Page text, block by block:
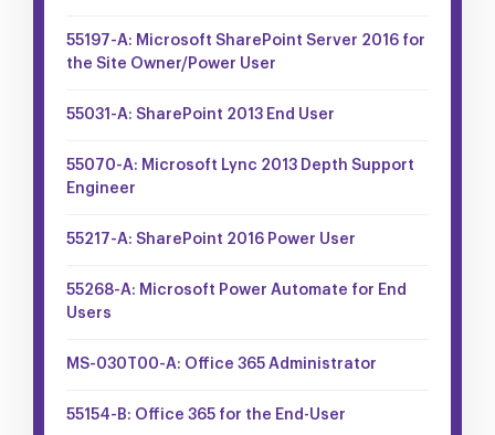
55197-A: Microsoft SharePoint Server 2016 for
the Site Owner/Power User
55031-A: SharePoint 2013 End User
55070-A: Microsoft Lync 2013 Depth Support
Engineer
55217-A: SharePoint 2016 Power User
55268-A: Microsoft Power Automate for End
Users
MS-030T00-A: Office 365 Administrator
55154-B: Office 365 for the End-User